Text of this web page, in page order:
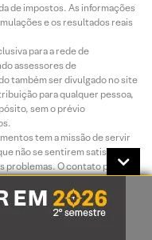
de impostos. As informações
e os resultados reais
para a rede de
assessores de
também ser divulgado no site
para qualquer pessoa,
sem o prévio
tem a missão de servir
não se sentirem satisfeitos
problemas. O contato pode
estão definidos nas tabelas
da XP Investimentos: